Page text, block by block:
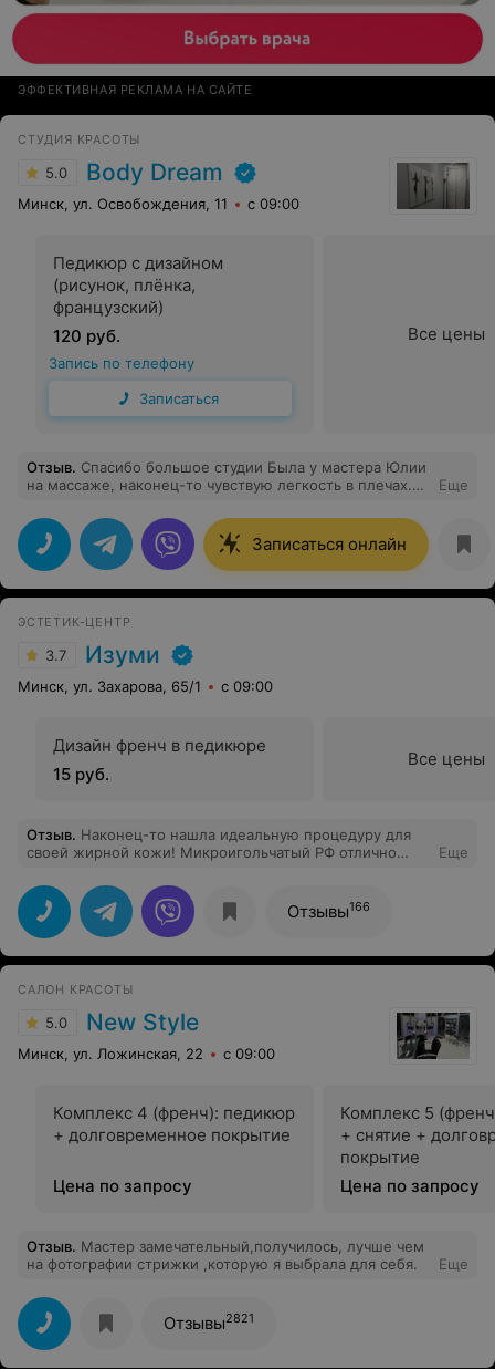
ЭФФЕКТИВНАЯ РЕКЛАМА НА САЙТЕ
СТУДИЯ КРАСОТЫ
5.0 Body Dream
Минск, ул. Освобождения, 11 с 09:00
Педикюр с дизайном
(рисунок, плёнка,
французский)
120 руб.
Запись по телефону
Записаться
Все цены
Отзыв. Спасибо большое студии Была у мастера Юлии
на массаже, наконец-то чувствую легкость в плечах.
Еще
Записаться онлайн
ЭСТЕТИК-ЦЕНТР
3.7 Изуми
Минск, ул. Захарова, 65/1 с 09:00
Дизайн френч в педикюре
15 руб.
Все цены
Отзыв. Наконец-то нашла идеальную процедуру для
своей жирной кожи! Микроигольчатый РФ отлично
выглядит здоровым. Очень довольна результатом и
комфортной атмосферой в центре. Рекомендую!
Еще
Отзывы166
САЛОН КРАСОТЫ
5.0 New Style
Минск, ул. Ложинская, 22 с 09:00
Комплекс 4 (френч): педикюр
+ долговременное покрытие
Цена по запросу
Комплекс 5
+ снятие +
покрытие
Цена по запросу
Отзыв. Мастер замечательный,получилось, лучше чем
на фотографии стрижки ,которую я выбрала для себя.
Еще
Отзывы2821